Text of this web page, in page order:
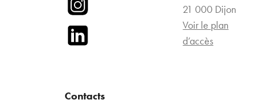
21 000 Dijon
Voir le plan
d’accès
Contacts